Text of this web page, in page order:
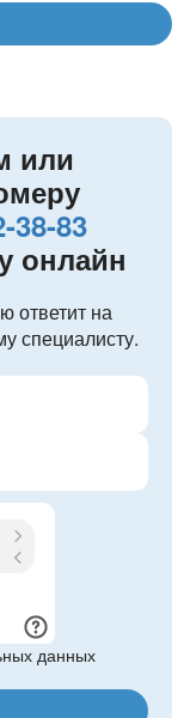
или
38-83
онлайн
ответит на
специалисту.
данных